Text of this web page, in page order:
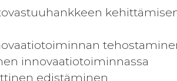
innovaatiotoiminnassa
edistäminen